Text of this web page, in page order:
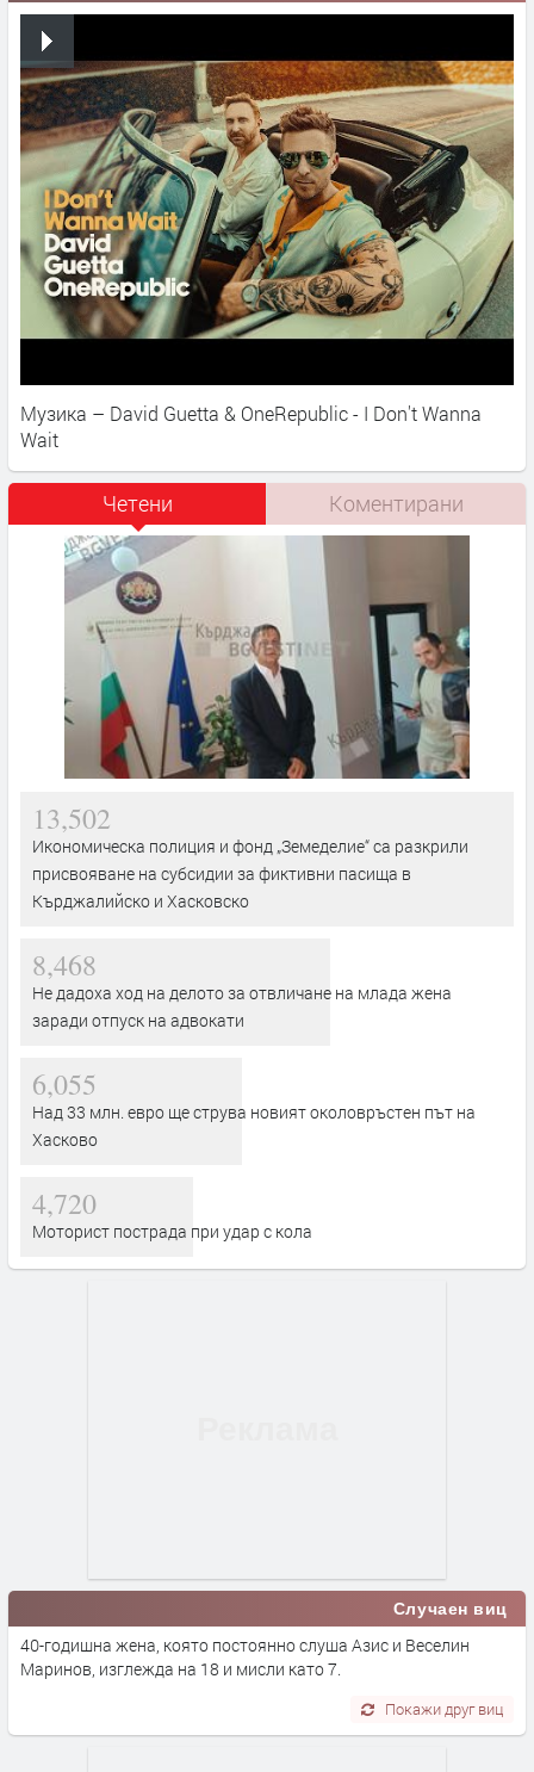
Музика – David Guetta & OneRepublic - I Don't Wanna
Wait
Четени Коментирани
13,502
Икономическа полиция и фонд „Земеделие“ са разкрили
присвояване на субсидии за фиктивни пасища в
Кърджалийско и Хасковско
8,468
Не дадоха ход на делото за отвличане на млада жена
заради отпуск на адвокати
6,055
Над 33 млн. евро ще струва новият околовръстен път на
Хасково
4,720
Моторист пострада при удар с кола
Случаен виц
40-годишна жена, която постоянно слуша Азис и Веселин
Маринов, изглежда на 18 и мисли като 7.
Покажи друг виц